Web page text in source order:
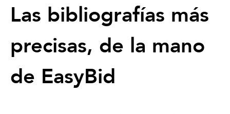
Las bibliografías más
precisas, de la mano
de EasyBid